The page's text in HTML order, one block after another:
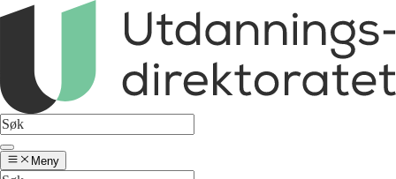
Meny